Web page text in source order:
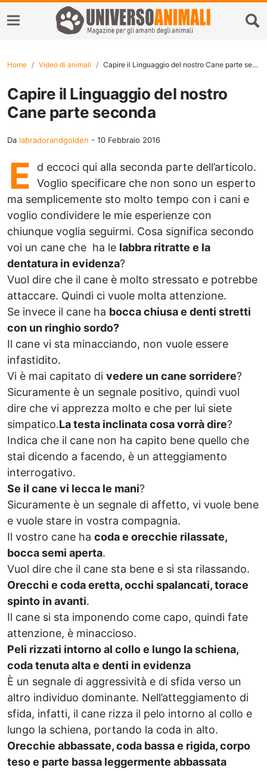
Home Video di animali Capire il Linguaggio del nostro Cane parte seconda
Capire il Linguaggio del nostro
Cane parte seconda
Da labradorandgolden - 10 Febbraio 2016
E
d eccoci qui alla seconda parte dell’articolo.
Voglio specificare che non sono un esperto
ma semplicemente sto molto tempo con i cani e
voglio condividere le mie esperienze con
chiunque voglia seguirmi. Cosa significa secondo
voi un cane che ha le labbra ritratte e la
dentatura in evidenza?
Vuol dire che il cane è molto stressato e potrebbe
attaccare. Quindi ci vuole molta attenzione.
Se invece il cane ha bocca chiusa e denti stretti
con un ringhio sordo?
Il cane vi sta minacciando, non vuole essere
infastidito.
Vi è mai capitato di vedere un cane sorridere?
Sicuramente è un segnale positivo, quindi vuol
dire che vi apprezza molto e che per lui siete
simpatico.La testa inclinata cosa vorrà dire?
Indica che il cane non ha capito bene quello che
stai dicendo a facendo, è un atteggiamento
interrogativo.
Se il cane vi lecca le mani?
Sicuramente è un segnale di affetto, vi vuole bene
e vuole stare in vostra compagnia.
Il vostro cane ha coda e orecchie rilassate,
bocca semi aperta.
Vuol dire che il cane sta bene e si sta rilassando.
Orecchi e coda eretta, occhi spalancati, torace
spinto in avanti.
Il cane si sta imponendo come capo, quindi fate
attenzione, è minaccioso.
Peli rizzati intorno al collo e lungo la schiena,
coda tenuta alta e denti in evidenza
È un segnale di aggressività e di sfida verso un
altro individuo dominante. Nell’atteggiamento di
sfida, infatti, il cane rizza il pelo intorno al collo e
lungo la schiena, portando la coda in alto.
Orecchie abbassate, coda bassa e rigida, corpo
teso e parte bassa leggermente abbassata